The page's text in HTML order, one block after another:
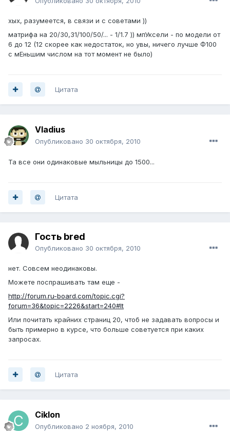
хых, разумеется, в связи и с советами ))
матрифа на 20/30,31/100/50/... - 1/1.7 )) мпУксели - по модели от
6 до 12 (12 скорее как недостаток, но увы, ничего лучше Ф100
с мЕньшим числом на тот момент не было)
Цитата
Vladius
Опубликовано 30 октября, 2010
Та все они одинаковые мыльницы до 1500...
Цитата
Гость bred
Опубликовано 30 октября, 2010
нет. Совсем неодинаковы.
Можете поспрашивать там еще -
http://forum.ru-board.com/topic.cgi?
forum=36&topic=2226&start=240#lt
Или почитать крайних страниц 20, чтоб не задавать вопросы и
быть примерно в курсе, что больше советуется при каких
запросах.
Цитата
Ciklon
Опубликовано 2 ноября, 2010